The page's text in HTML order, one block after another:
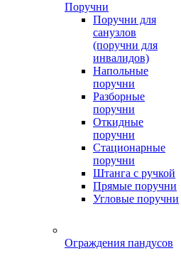
Поручни
Поручни для
санузлов
(поручни для
инвалидов)
Напольные
поручни
Разборные
поручни
Откидные
поручни
Стационарные
поручни
Штанга с ручкой
Прямые поручни
Угловые поручни
Ограждения пандусов